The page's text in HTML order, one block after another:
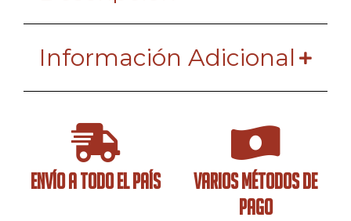
ENVÍO A TODO EL PAÍS
VARIOS MÉTODOS DE
PAGO
Información Adicional